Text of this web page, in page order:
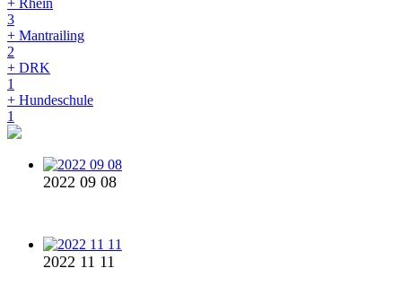
+ Rhein
3
+ Mantrailing
2
+ DRK
1
+ Hundeschule
1
2022 09 08
2022 11 11